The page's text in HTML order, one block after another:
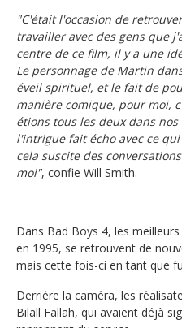
"C'était l'occasion de
travailler avec des gens que
centre de ce film, il y a une
Le personnage de Martin
éveil spirituel, et le fait de
manière comique, pour moi,
étions tous les deux dans
l'intrigue fait écho avec ce qui
cela suscite des
moi", confie Will Smith.
Dans Bad Boys 4, les
en 1995, se retrouvent de
mais cette fois-ci en tant que
Derrière la caméra, les
Bilall Fallah, qui avaient déjà